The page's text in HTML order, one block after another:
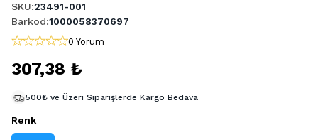
SKU:23491-001
Barkod:1000058370697
0 Yorum
307,38 ₺
500₺ ve Üzeri Siparişlerde Kargo Bedava
Renk